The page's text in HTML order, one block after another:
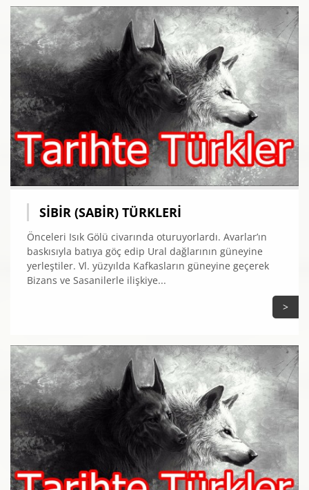
SIBIR (SABIR) TÜRKLERI
Önceleri Isık Gölü civarında oturuyorlardı. Avarlar’ın
baskısıyla batıya göç edip Ural dağlarının güneyine
yerleştiler. Vl. yüzyılda Kafkasların güneyine geçerek
Bizans ve Sasanilerle ilişkiye...
>